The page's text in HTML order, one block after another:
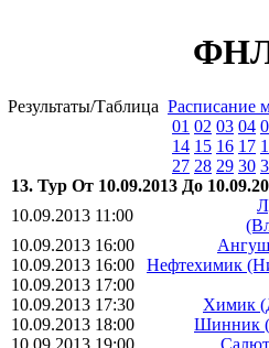
ФНЛ
Результаты/Таблица Расписание
01 02 03 04
14 15 16 17
27 28 29 30
13. Тур От 10.09.2013 До
10.09.2013 11:00
10.09.2013 16:00
10.09.2013 16:00
Нефтехимик
10.09.2013 17:00
10.09.2013 17:30
Химик
10.09.2013 18:00
Шинник
10.09.2013 19:00